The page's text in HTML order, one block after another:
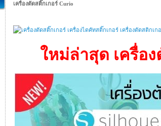
เครื่องตัดสติ๊กเกอร์ Curio
ใหม่ล่าสุด เครื่อ